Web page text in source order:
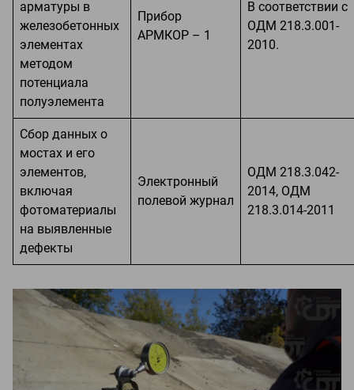
арматуры в
железобетонных
элементах
методом
потенциала
полуэлемента
Прибор
АРМКОР – 1
В соответствии с
ОДМ 218.3.001-
2010.
Сбор данных о
мостах и его
элементов,
включая
фотоматериалы
на выявленные
дефекты
Электронный
полевой журнал
ОДМ 218.3.042-
2014, ОДМ
218.3.014-2011